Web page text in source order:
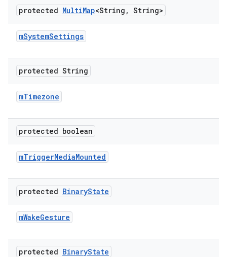
protected MultiMap<String , String>
mSystemSettings
protected String
mTimezone
protected boolean
mTriggerMediaMounted
protected BinaryState
mWakeGesture
protected BinaryState